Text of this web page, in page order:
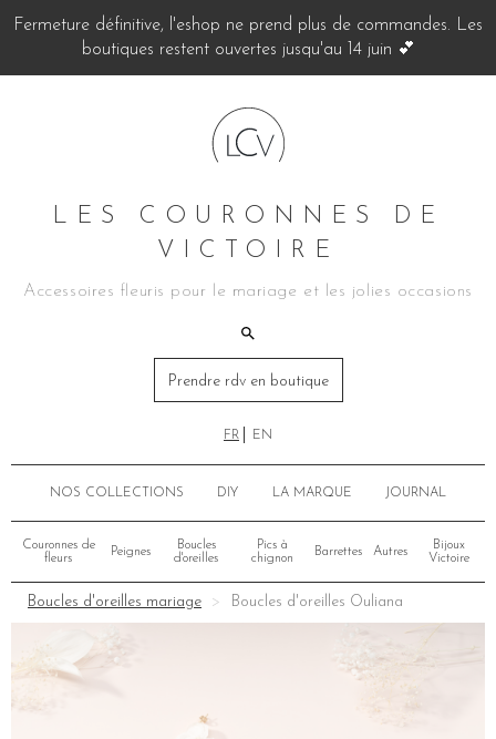
Fermeture définitive, l'eshop ne prend plus de commandes. Les
boutiques restent ouvertes jusqu'au 14 juin 💕
LES COURONNES DE
VICTOIRE
Accessoires fleuris pour le mariage et les jolies occasions
Prendre rdv en boutique
FR EN
NOS COLLECTIONS DIY LA MARQUE JOURNAL
Couronnes de
fleurs
Peignes
Boucles
d'oreilles
Pics à
chignon
Barrettes Autres
Bijoux
Victoire
Boucles d'oreilles mariage Boucles d'oreilles Ouliana